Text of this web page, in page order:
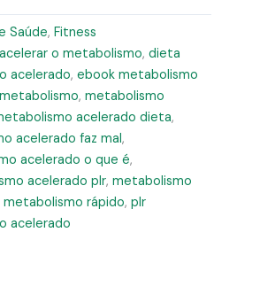
Saúde, Fitness
o metabolismo, dieta
acelerado, ebook metabolismo
metabolismo, metabolismo
acelerado dieta,
acelerado faz mal,
acelerado o que é,
acelerado plr, metabolismo
metabolismo rápido, plr
acelerado